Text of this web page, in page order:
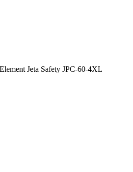
Jeta Safety JPC-60-4XL